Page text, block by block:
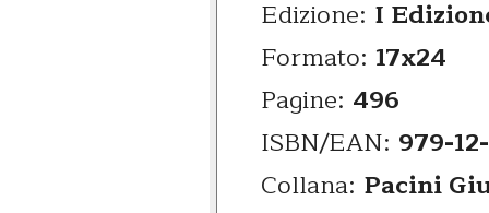
Edizione: I
Formato: 17x24
Pagine: 496
ISBN/EAN: 979-
Collana: Pacini